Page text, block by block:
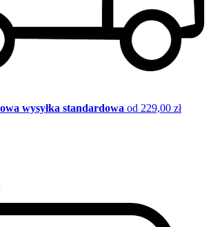
wysyłka standardowa od 229,00 zł